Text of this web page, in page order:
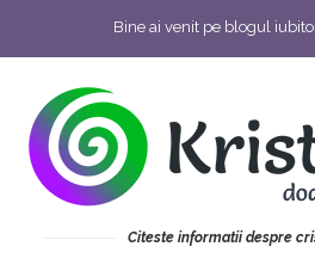
Bine ai venit pe blogul
Citeste informatii despre